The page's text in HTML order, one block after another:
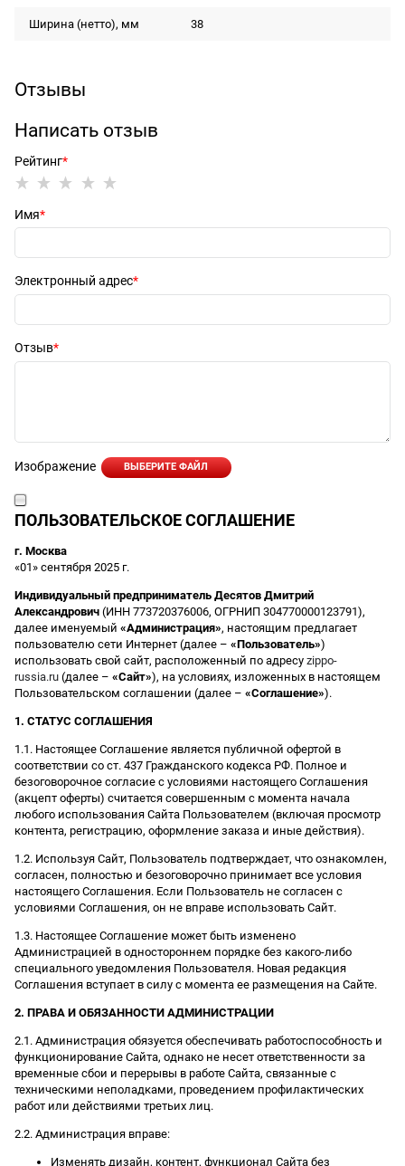
Ширина (нетто), мм 38
Отзывы
Написать отзыв
Рейтинг
Имя
Электронный адрес
Отзыв
Изображение ВЫБЕРИТЕ ФАЙЛ
ПОЛЬЗОВАТЕЛЬСКОЕ СОГЛАШЕНИЕ
г. Москва
«01» сентября 2025 г.
Индивидуальный предприниматель Десятов Дмитрий
Александрович (ИНН 773720376006, ОГРНИП 304770000123791),
далее именуемый «Администрация», настоящим предлагает
пользователю сети Интернет (далее – «Пользователь»)
использовать свой сайт, расположенный по адресу zippo-
russia.ru (далее – «Сайт»), на условиях, изложенных в настоящем
Пользовательском соглашении (далее – «Соглашение»).
1. СТАТУС СОГЛАШЕНИЯ
1.1. Настоящее Соглашение является публичной офертой в
соответствии со ст. 437 Гражданского кодекса РФ. Полное и
безоговорочное согласие с условиями настоящего Соглашения
(акцепт оферты) считается совершенным с момента начала
любого использования Сайта Пользователем (включая просмотр
контента, регистрацию, оформление заказа и иные действия).
1.2. Используя Сайт, Пользователь подтверждает, что ознакомлен,
согласен, полностью и безоговорочно принимает все условия
настоящего Соглашения. Если Пользователь не согласен с
условиями Соглашения, он не вправе использовать Сайт.
1.3. Настоящее Соглашение может быть изменено
Администрацией в одностороннем порядке без какого-либо
специального уведомления Пользователя. Новая редакция
Соглашения вступает в силу с момента ее размещения на Сайте.
2. ПРАВА И ОБЯЗАННОСТИ АДМИНИСТРАЦИИ
2.1. Администрация обязуется обеспечивать работоспособность и
функционирование Сайта, однако не несет ответственности за
временные сбои и перерывы в работе Сайта, связанные с
техническими неполадками, проведением профилактических
работ или действиями третьих лиц.
2.2. Администрация вправе:
Изменять дизайн, контент, функционал Сайта без